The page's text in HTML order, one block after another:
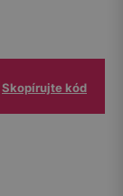
Skopírujte kód